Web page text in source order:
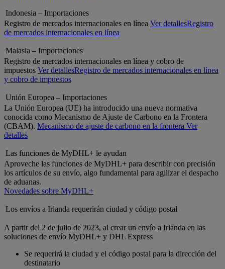
Indonesia – Importaciones
Registro de mercados internacionales en línea Ver detallesRegistro
de mercados internacionales en línea
Malasia – Importaciones
Registro de mercados internacionales en línea y cobro de
impuestos Ver detallesRegistro de mercados internacionales en línea
y cobro de impuestos
Unión Europea – Importaciones
La Unión Europea (UE) ha introducido una nueva normativa
conocida como Mecanismo de Ajuste de Carbono en la Frontera
(CBAM). Mecanismo de ajuste de carbono en la frontera Ver
detalles
Las funciones de MyDHL+ le ayudan
Aproveche las funciones de MyDHL+ para describir con precisión
los artículos de su envío, algo fundamental para agilizar el despacho
de aduanas.
Novedades sobre MyDHL+
Los envíos a Irlanda requerirán ciudad y código postal
A partir del 2 de julio de 2023, al crear un envío a Irlanda en las
soluciones de envío MyDHL+ y DHL Express
Se requerirá la ciudad y el código postal para la dirección del
destinatario